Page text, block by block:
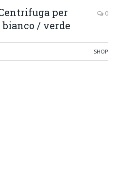
per
bianco / verde
0
SHOP